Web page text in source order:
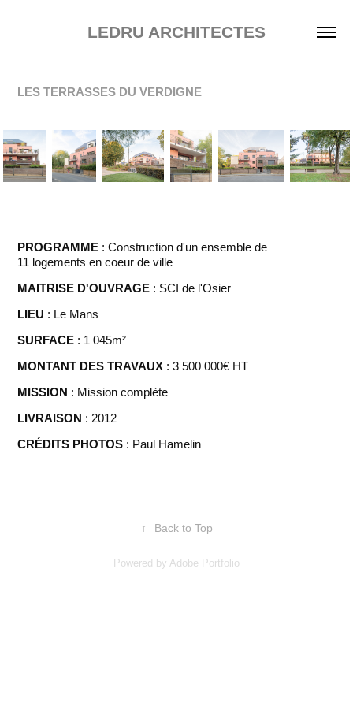
LEDRU ARCHITECTES
LES TERRASSES DU VERDIGNE
PROGRAMME : Construction d'un ensemble de
11 logements en coeur de ville
MAITRISE D'OUVRAGE : SCI de l'Osier
LIEU : Le Mans
SURFACE : 1 045m²
MONTANT DES TRAVAUX : 3 500 000€ HT
MISSION : Mission complète
LIVRAISON : 2012
CRÉDITS PHOTOS : Paul Hamelin
↑ Back to Top
Powered by Adobe Portfolio